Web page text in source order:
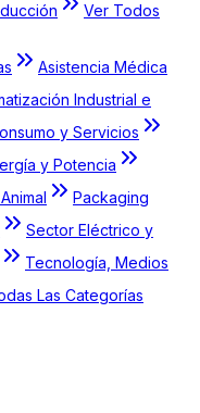
Ver Todos
Asistencia Médica
Industrial e
y Servicios
y Potencia
Packaging
Sector Eléctrico y
Tecnología, Medios
Las Categorías